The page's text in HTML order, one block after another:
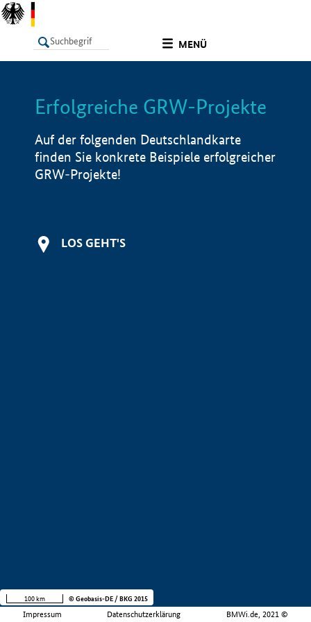
MENÜ
LISTE Info
Erfolgreiche GRW-Projekte
Auf der folgenden Deutschlandkarte
finden Sie konkrete Beispiele erfolgreicher
GRW-Projekte!
LOS GEHT'S
Impressum Datenschutzerklärung BMWi.de, 2021 ©
100 km © Geobasis-DE / BKG 2015